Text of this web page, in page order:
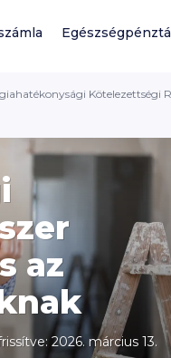
Kötelezettségi
az
2026. március 13.